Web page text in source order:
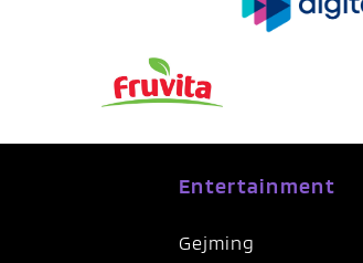
Entertainment
Gejming